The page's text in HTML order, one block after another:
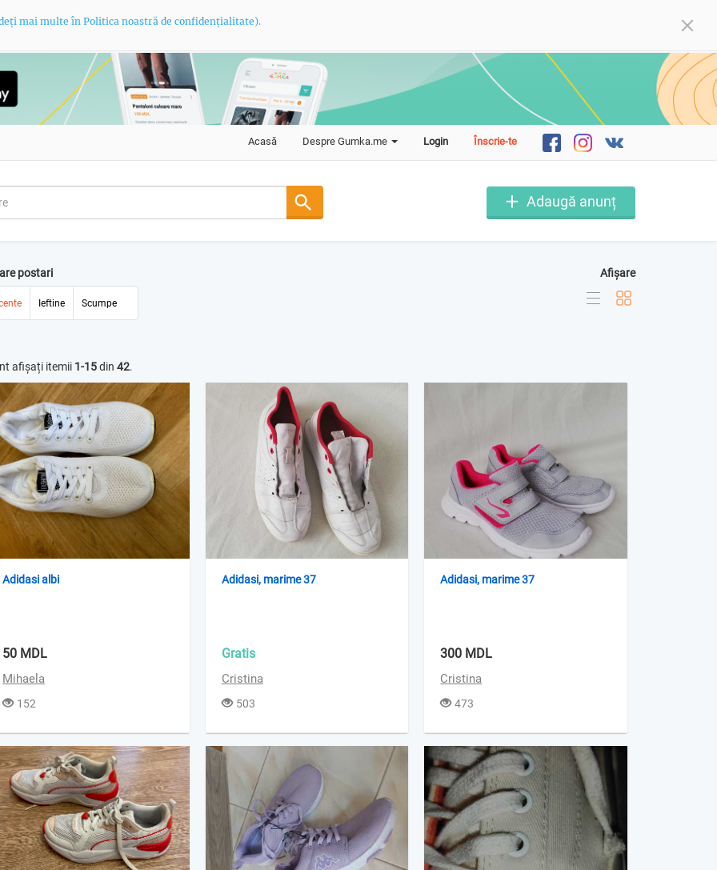
mai multe în Politica noastră de confidențialitate).
Acasă Despre Gumka.me Login Înscrie-te
Adaugă anunț
postari
Ieftine Scumpe
Afișare
afișați itemii 1-15din42.
Adidasi albi
50 MDL
Mihaela
152
Adidasi, marime 37
Gratis
Cristina
503
Adidasi, marime 37
300 MDL
Cristina
473